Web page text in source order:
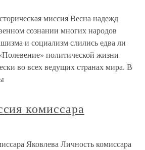
миссия Весна надежд
сознании многих народов
и социализм слились едва ли
политической жизни
во всех ведущих странах мира. В
комиссара
Яковлева Личность комиссара